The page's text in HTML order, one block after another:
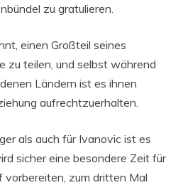
zu gratulieren.
einen Großteil seines
zu teilen, und selbst während
Ländern ist es ihnen
aufrechtzuerhalten.
als auch für Ivanovic ist es
sicher eine besondere Zeit für
vorbereiten, zum dritten Mal